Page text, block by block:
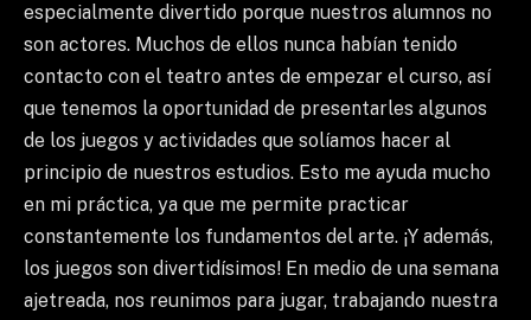
especialmente divertido porque nuestros alumnos no
son actores. Muchos de ellos nunca habían tenido
contacto con el teatro antes de empezar el curso, así
que tenemos la oportunidad de presentarles algunos
de los juegos y actividades que solíamos hacer al
principio de nuestros estudios. Esto me ayuda mucho
en mi práctica, ya que me permite practicar
constantemente los fundamentos del arte. ¡Y además,
los juegos son divertidísimos! En medio de una semana
ajetreada, nos reunimos para jugar, trabajando nuestra